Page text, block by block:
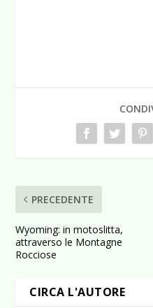
PRECEDENTE
Wyoming: in motoslitta,
attraverso le Montagne
Rocciose
CIRCA L'AUTORE